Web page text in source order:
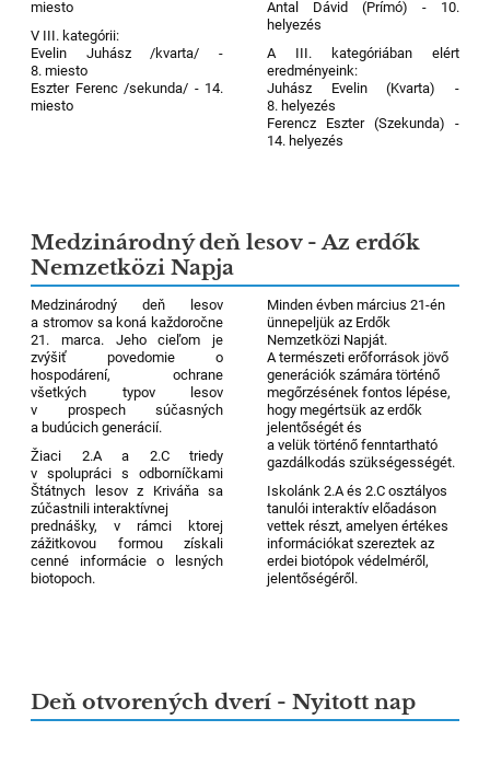
miesto
V III. kategórii:
Evelin Juhász /kvarta/ -
8. miesto
Eszter Ferenc /sekunda/ - 14.
miesto
Antal Dávid (Prímó) - 10.
helyezés
A III. kategóriában elért
eredményeink:
Juhász Evelin (Kvarta) -
8. helyezés
Ferencz Eszter (Szekunda) -
14. helyezés
Medzinárodný deň lesov - Az erdők
Nemzetközi Napja
Medzinárodný deň lesov
a stromov sa koná každoročne
21. marca. Jeho cieľom je
zvýšiť povedomie o
hospodárení, ochrane
všetkých typov lesov
v prospech súčasných
a budúcich generácií.
Žiaci 2.A a 2.C triedy
v spolupráci s odborníčkami
Štátnych lesov z Kriváňa sa
zúčastnili interaktívnej
prednášky, v rámci ktorej
zážitkovou formou získali
cenné informácie o lesných
biotopoch.
Minden évben március 21-én
ünnepeljük az Erdők
Nemzetközi Napját.
A természeti erőforrások jövő
generációk számára történő
megőrzésének fontos lépése,
hogy megértsük az erdők
jelentőségét és
a velük történő fenntartható
gazdálkodás szükségességét.
Iskolánk 2.A és 2.C osztályos
tanulói interaktív előadáson
vettek részt, amelyen értékes
információkat szereztek az
erdei biotópok védelméről,
jelentőségéről.
Deň otvorených dverí - Nyitott nap